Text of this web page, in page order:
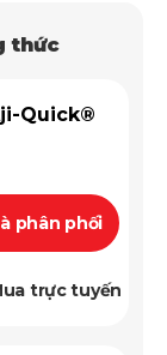
thức
Quick®
phân phối
trực tuyến